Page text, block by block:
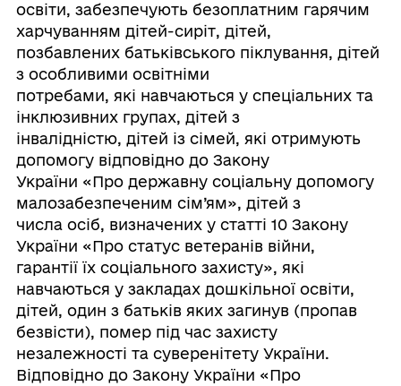
освіти, забезпечують безоплатним гарячим
харчуванням дітей-сиріт, дітей,
позбавлених батьківського піклування, дітей
з особливими освітніми
потребами, які навчаються у спеціальних та
інклюзивних групах, дітей з
інвалідністю, дітей із сімей, які отримують
допомогу відповідно до Закону
України «Про державну соціальну допомогу
малозабезпеченим сім’ям», дітей з
числа осіб, визначених у статті 10 Закону
України «Про статус ветеранів війни,
гарантії їх соціального захисту», які
навчаються у закладах дошкільної освіти,
дітей, один з батьків яких загинув (пропав
безвісти), помер під час захисту
незалежності та суверенітету України.
Відповідно до Закону України «Про